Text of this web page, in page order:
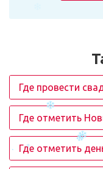
Где провести
Где отметить
Где отметить